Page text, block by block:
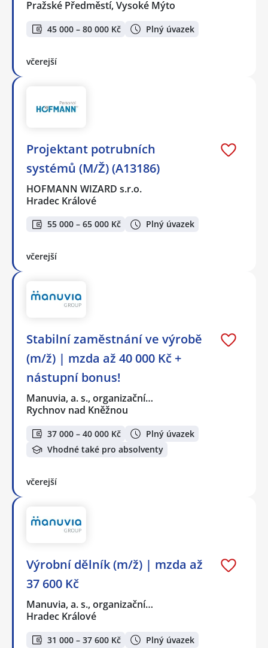
Pražské Předměstí, Vysoké Mýto
45 000 – 80 000 Kč Plný úvazek
včerejší
Projektant potrubních
systémů (M/Ž) (A13186)
HOFMANN WIZARD s.r.o.
Hradec Králové
55 000 – 65 000 Kč Plný úvazek
včerejší
Stabilní zaměstnání ve výrobě
(m/ž) | mzda až 40 000 Kč +
nástupní bonus!
Manuvia, a. s., organizační…
Rychnov nad Kněžnou
37 000 – 40 000 Kč
Plný úvazek
Vhodné také pro absolventy
včerejší
Výrobní dělník (m/ž) | mzda až
37 600 Kč
Manuvia, a. s., organizační…
Hradec Králové
31 000 – 37 600 Kč
Plný úvazek